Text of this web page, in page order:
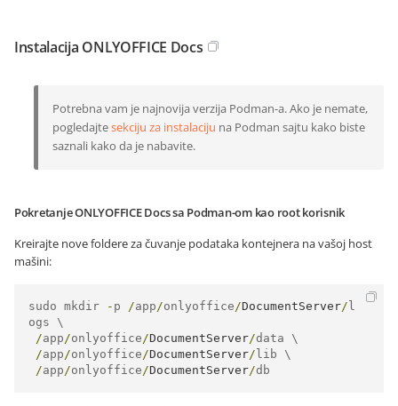
Instalacija ONLYOFFICE Docs
Potrebna vam je najnovija verzija Podman-a. Ako je nemate,
pogledajtesekciju za instalaciju na Podman sajtu kako biste
saznali kako da je nabavite.
Pokretanje ONLYOFFICE Docs sa Podman-om kao root korisnik
Kreirajte nove foldere za čuvanje podataka kontejnera na vašoj host
mašini:
sudo mkdir - p /app/onlyoffice/DocumentServer/ l
ogs \
/app/onlyoffice/DocumentServer/data \
/app/onlyoffice/DocumentServer/ lib \
/app/onlyoffice/DocumentServer/db